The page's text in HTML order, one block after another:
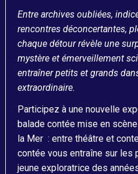
Entre archives oubliées,
rencontres déconcertantes,
chaque détour révèle une
mystère et émerveillement
entraîner petits et grands
extraordinaire.
Participez à une nouvelle
balade contée mise en
la Mer : entre théâtre et
contée vous entraîne sur les
jeune exploratrice des